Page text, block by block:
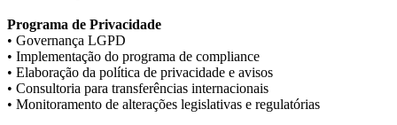
Programa de Privacidade
• Governança LGPD
• Implementação do programa de compliance
• Elaboração da política de privacidade e avisos
• Consultoria para transferências internacionais
• Monitoramento de alterações legislativas e regulatórias